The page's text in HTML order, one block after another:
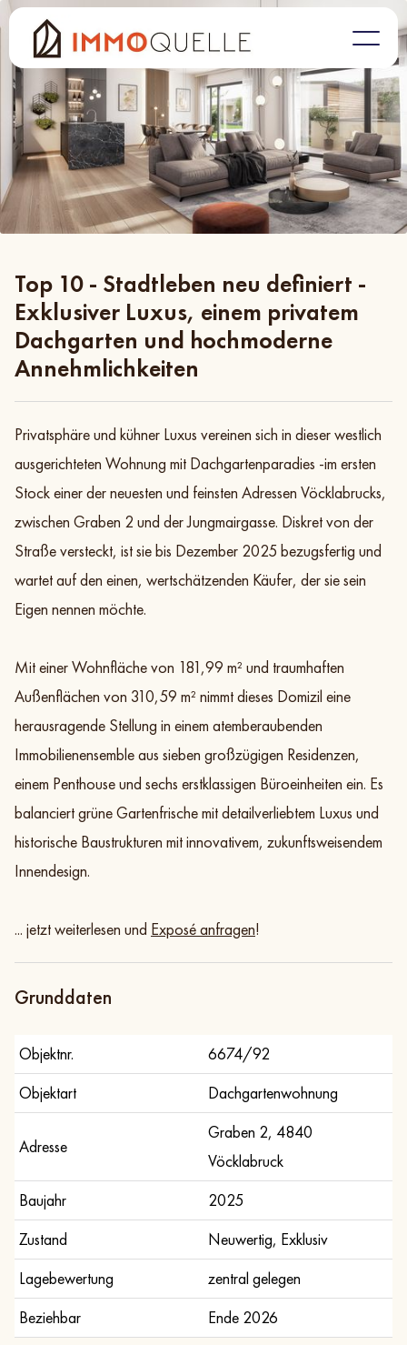
Galerie
Zur Objektliste
Top 10 - Stadtleben neu definiert -
Exklusiver Luxus, einem privatem
Dachgarten und hochmoderne
Annehmlichkeiten
Privatsphäre und kühner Luxus vereinen sich in dieser westlich
ausgerichteten Wohnung mit Dachgartenparadies -im ersten
Stock einer der neuesten und feinsten Adressen Vöcklabrucks,
zwischen Graben 2 und der Jungmairgasse. Diskret von der
Straße versteckt, ist sie bis Dezember 2025 bezugsfertig und
wartet auf den einen, wertschätzenden Käufer, der sie sein
Eigen nennen möchte.
Mit einer Wohnfläche von 181,99 m² und traumhaften
Außenflächen von 310,59 m² nimmt dieses Domizil eine
herausragende Stellung in einem atemberaubenden
Immobilienensemble aus sieben großzügigen Residenzen,
einem Penthouse und sechs erstklassigen Büroeinheiten ein. Es
balanciert grüne Gartenfrische mit detailverliebtem Luxus und
historische Baustrukturen mit innovativem, zukunftsweisendem
Innendesign.
... jetzt weiterlesen und Exposé anfragen!
Grunddaten
Objektnr.
6674/92
Objektart
Dachgartenwohnung
Adresse
Graben 2, 4840
Vöcklabruck
Baujahr
2025
Zustand
Neuwertig, Exklusiv
Lagebewertung
zentral gelegen
Beziehbar
Ende 2026